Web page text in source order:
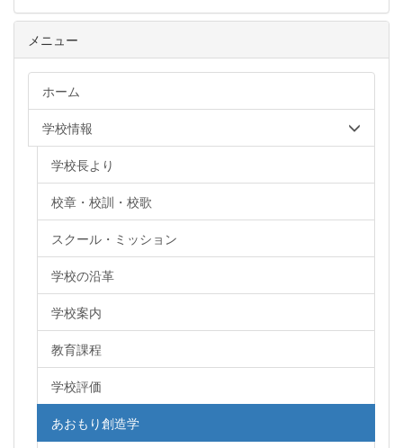
メニュー
ホーム
学校情報
学校長より
校章・校訓・校歌
スクール・ミッション
学校の沿革
学校案内
教育課程
学校評価
あおもり創造学